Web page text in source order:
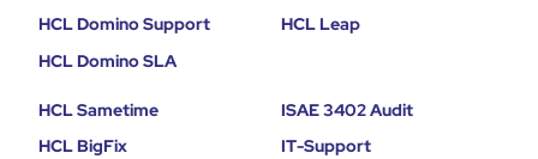
HCL Domino Support
HCL Domino SLA
HCL Leap
HCL Sametime
HCL BigFix
ISAE 3402 Audit
IT-Support